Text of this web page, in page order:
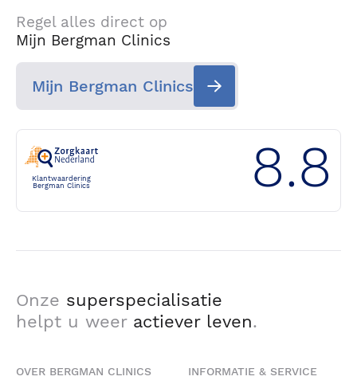
Regel alles direct op
Mijn Bergman Clinics
Mijn Bergman Clinics
Klantwaardering
Bergman Clinics
8.8
Onze superspecialisatie
helpt u weer actiever leven.
OVER BERGMAN CLINICS INFORMATIE & SERVICE